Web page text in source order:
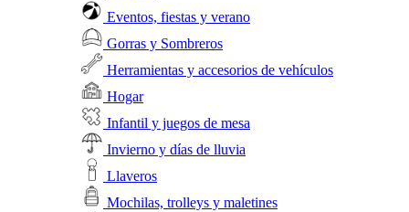
Eventos, fiestas y verano
Gorras y Sombreros
Herramientas y accesorios de vehículos
Hogar
Infantil y juegos de mesa
Invierno y días de lluvia
Llaveros
Mochilas, trolleys y maletines